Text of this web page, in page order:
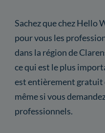
Sachez que chez Hello
pour vous les
dans la région de
ce qui est le plus
est entièrement gratuit
même si vous
professionnels.